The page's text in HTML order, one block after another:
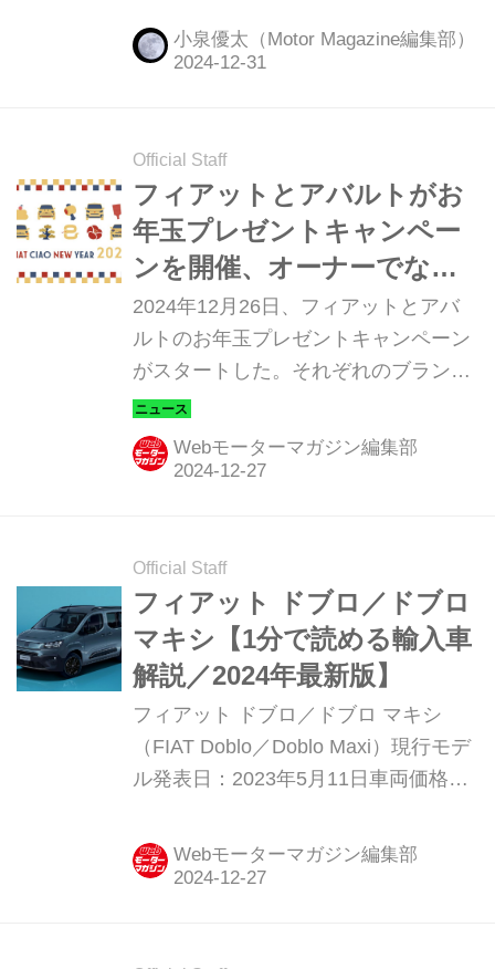
ィモデル「ドブロ マキシ」に試乗、そ
の走りを中心にレポートしていきたい
小泉優太（Motor Magazine編集部）
Official Staff
フィアットとアバルトがお
年玉プレゼントキャンペー
ンを開催、オーナーでなく
ても誰でも応募できる
2024年12月26日、フィアットとアバ
ルトのお年玉プレゼントキャンペーン
がスタートした。それぞれのブランド
のオーナーだけでなく、これから購入
を考えている人、まだ具体的に考えて
いない人でも誰でも特設サイトから応
Webモーターマガジン編集部
Official Staff
フィアット ドブロ／ドブロ
マキシ【1分で読める輸入車
解説／2024年最新版】
フィアット ドブロ／ドブロ マキシ
（FIAT Doblo／Doblo Maxi）現行モデ
ル発表日：2023年5月11日車両価格：
Webモーターマガジン編集部